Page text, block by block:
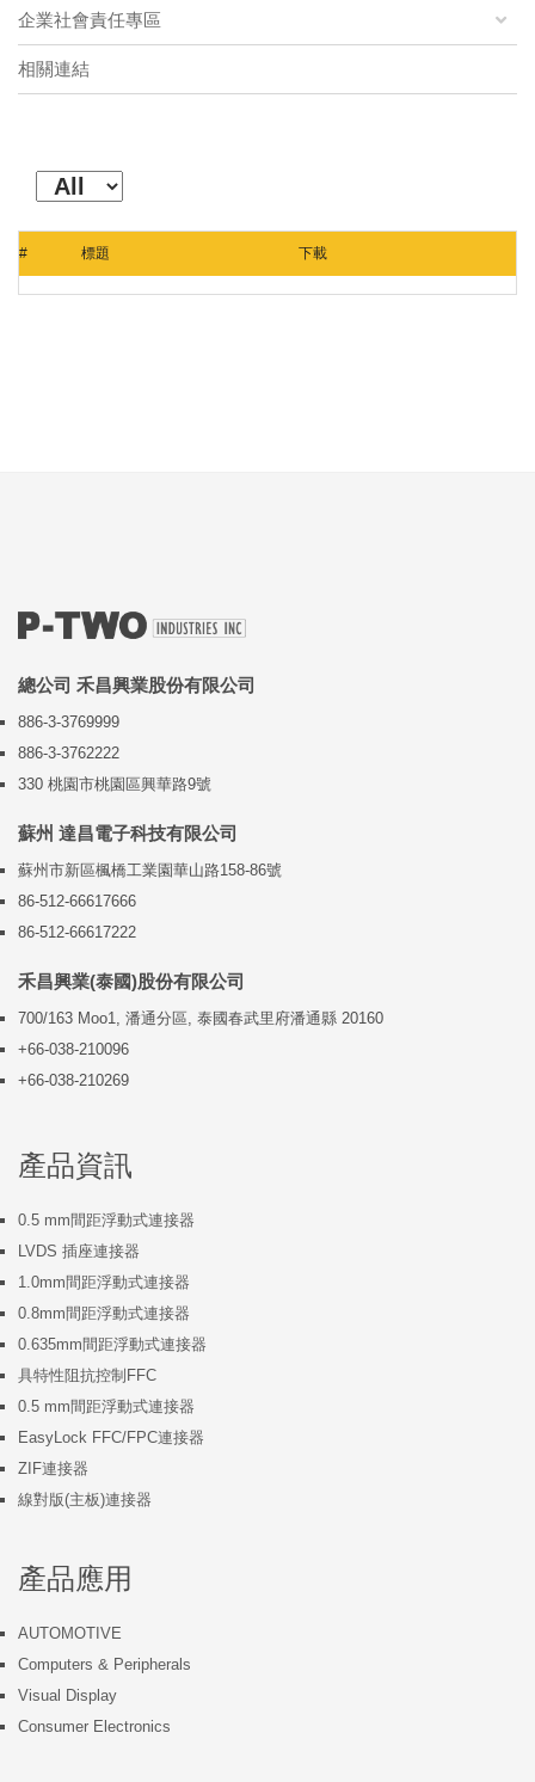
企業社會責任專區
相關連結
# 標題 下載
總公司 禾昌興業股份有限公司
886-3-3769999
886-3-3762222
330 桃園市桃園區興華路9號
蘇州 達昌電子科技有限公司
蘇州市新區楓橋工業園華山路158-86號
86-512-66617666
86-512-66617222
禾昌興業(泰國)股份有限公司
700/163 Moo1, 潘通分區, 泰國春武里府潘通縣 20160
+66-038-210096
+66-038-210269
產品資訊
0.5 mm間距浮動式連接器
LVDS 插座連接器
1.0mm間距浮動式連接器
0.8mm間距浮動式連接器
0.635mm間距浮動式連接器
具特性阻抗控制FFC
0.5 mm間距浮動式連接器
EasyLock FFC/FPC連接器
ZIF連接器
線對版(主板)連接器
產品應用
AUTOMOTIVE
Computers & Peripherals
Visual Display
Consumer Electronics